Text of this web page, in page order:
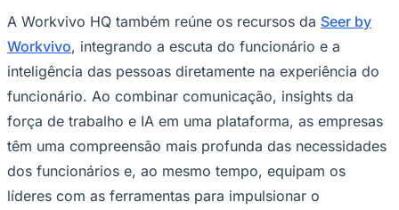
A Workvivo HQ também reúne os recursos da Seer by
Workvivo, integrando a escuta do funcionário e a
inteligência das pessoas diretamente na experiência do
funcionário. Ao combinar comunicação, insights da
força de trabalho e IA em uma plataforma, as empresas
têm uma compreensão mais profunda das necessidades
dos funcionários e, ao mesmo tempo, equipam os
líderes com as ferramentas para impulsionar o